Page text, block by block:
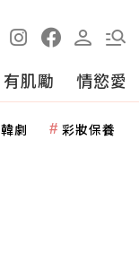
有肌勵 情慾愛
韓劇 彩妝保養